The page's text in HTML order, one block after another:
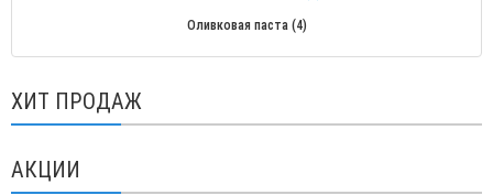
Оливковая паста (4)
ХИТ ПРОДАЖ
АКЦИИ